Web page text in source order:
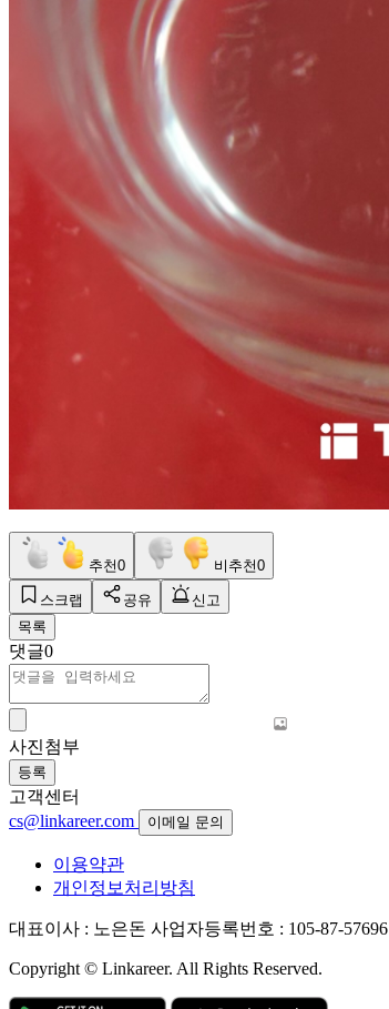
추천0 비추천0
스크랩 공유
신고
목록
댓글0
사진첨부
등록
고객센터
cs@linkareer.com
이메일 문의
이용약관
개인정보처리방침
대표이사 : 노은돈 사업자등록번호 : 105-87-57696
Copyright © Linkareer. All Rights Reserved.